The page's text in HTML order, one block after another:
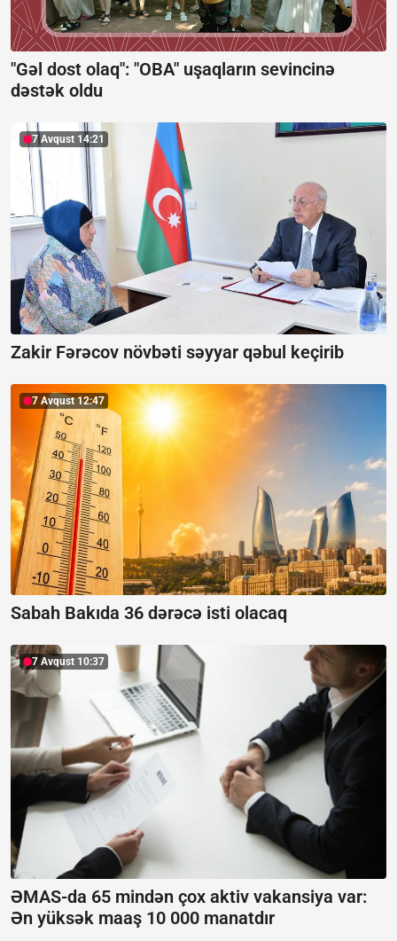
"Gəl dost olaq": "OBA" uşaqların sevincinə
dəstək oldu
7 Avqust 14:21
Zakir Fərəcov növbəti səyyar qəbul keçirib
7 Avqust 12:47
Sabah Bakıda 36 dərəcə isti olacaq
7 Avqust 10:37
ƏMAS-da 65 mindən çox aktiv vakansiya var:
Ən yüksək maaş 10 000 manatdır